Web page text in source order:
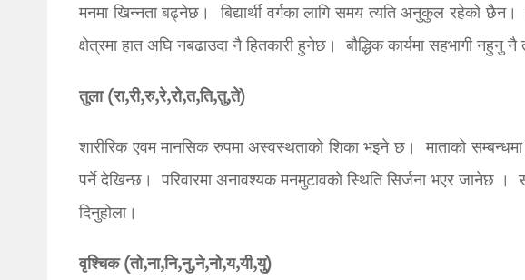
मनमा खिन्नता बढ्नेछ। बिद्यार्थी वर्गका लागि समय त्यति अनुकुल रहेको
क्षेत्रमा हात अघि नबढाउदा नै हितकारी हुनेछ। बौद्धिक कार्यमा सहभागी नहुनु
तुला (रा,री,रु,रे,रो,त,ति,तु,ते)
शारीरिक एवम मानसिक रुपमा अस्वस्थताको शिका भइने छ। माताको
पर्ने देखिन्छ। परिवारमा अनावश्यक मनमुटावको स्थिति सिर्जना भएर जानेछ ।
दिनुहोला।
वृश्चिक (तो,ना,नि,नु,ने,नो,य,यी,यु)